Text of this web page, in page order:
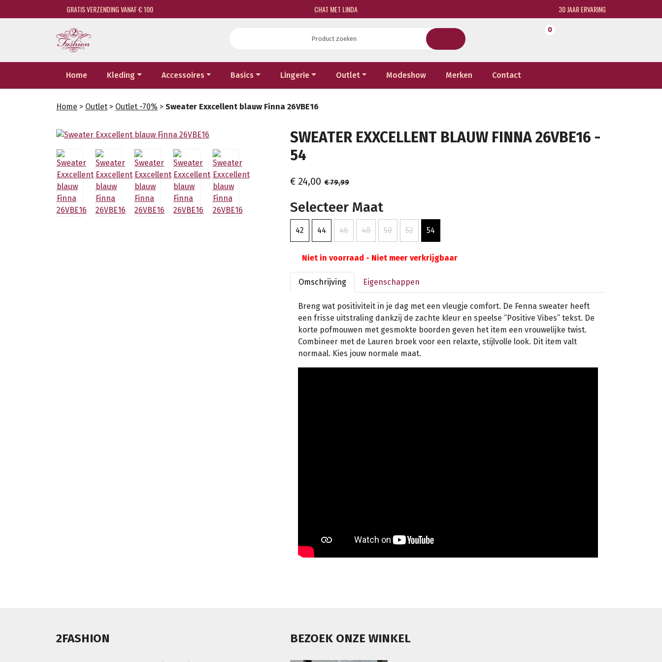
GRATIS VERZENDING VANAF € 100 CHAT MET LINDA 30 JAAR ERVARING
0
Home Kleding Accessoires Basics Lingerie Outlet Modeshow Merken Contact
Home > Outlet > Outlet -70% > Sweater Exxcellent blauw Finna 26VBE16
SWEATER EXXCELLENT BLAUW FINNA 26VBE16 -
54
€ 24,00 € 79,99
Selecteer Maat
42 44 46 48 50 52 54
Niet in voorraad - Niet meer verkrijgbaar
Omschrijving Eigenschappen
Breng wat positiviteit in je dag met een vleugje comfort. De Fenna sweater heeft
een frisse uitstraling dankzij de zachte kleur en speelse “Positive Vibes” tekst. De
korte pofmouwen met gesmokte boorden geven het item een vrouwelijke twist.
Combineer met de Lauren broek voor een relaxte, stijlvolle look. Dit item valt
normaal. Kies jouw normale maat.
2FASHION BEZOEK ONZE WINKEL